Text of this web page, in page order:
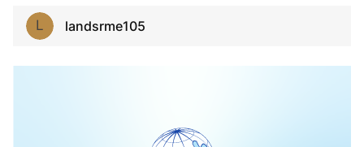
L landsrme105